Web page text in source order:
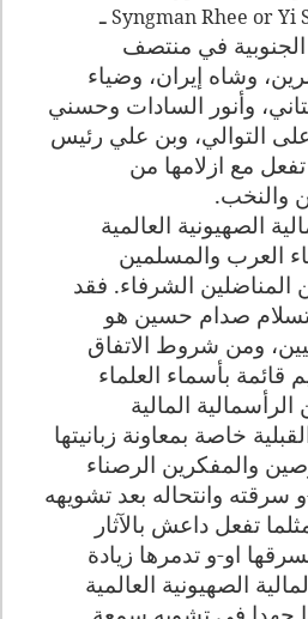
Syngman Rhee or Yiـ
الجنوبية في منتصف
وشاه إيران، وضياء
وأنور السادات وحسني
التوالي، وبن علي رئيس
مع ازلامها من
والنخب.
الصهيونية العالمية
العرب والمسلمين
المناضلين الشرفاء. فقد
صدام حسين هو
ومن شروط الاتفاق
قائمة بأسماء العلماء
المالية
خاصة بمعاونة زبانيتها
والمفكرين الرصناء
و سرقته وانتحاله بعد تشويهه
تفعل داعش بالآثار
او-و تدمرها زيادة
الصهيونية العالمية